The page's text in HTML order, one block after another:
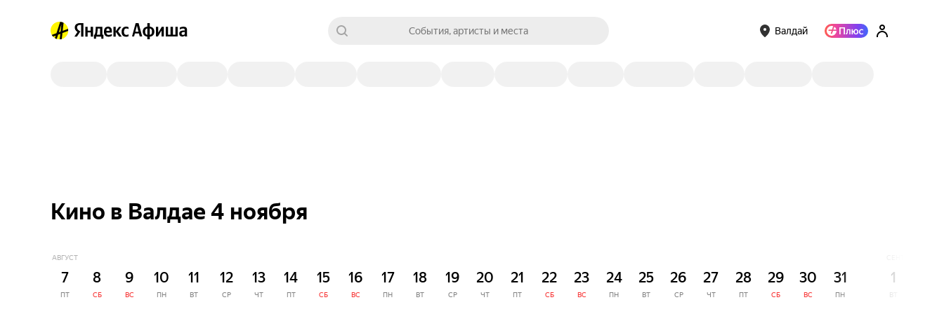
События, артисты и места Валдай
Кино в Валдае 4 ноября
АВГУСТ
7
ПТ
8
СБ
9
ВС
10
ПН
11
ВТ
12
СР
13
ЧТ
14
ПТ
15
СБ
16
ВС
17
ПН
18
ВТ
19
СР
20
ЧТ
21
ПТ
22
СБ
23
ВС
24
ПН
25
ВТ
26
СР
27
ЧТ
28
ПТ
29
СБ
30
ВС
31
ПН
1
ВТ